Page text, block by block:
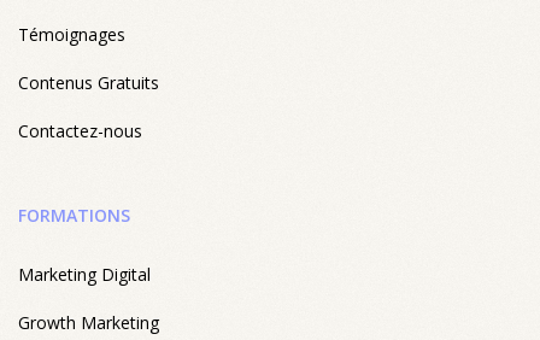
Témoignages
Contenus Gratuits
Contactez-nous
FORMATIONS
Marketing Digital
Growth Marketing